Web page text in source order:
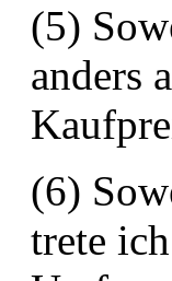
(5)
anders
(6)
trete